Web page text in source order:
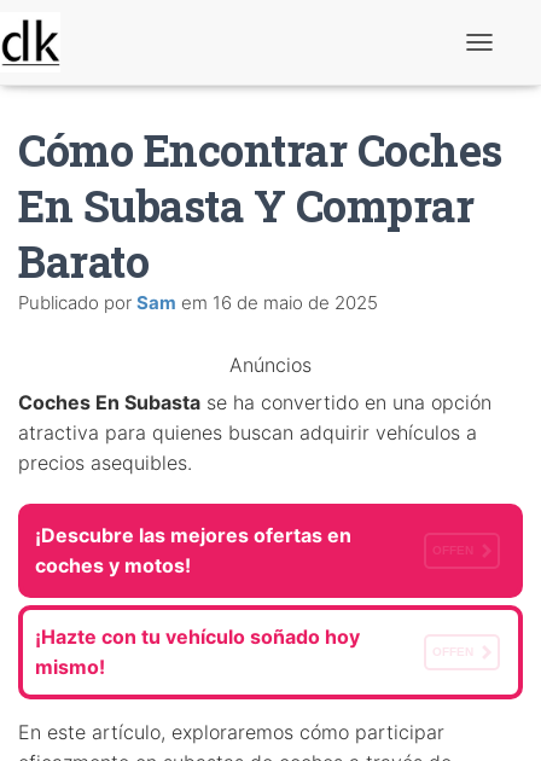
n
Cómo Encontrar Coches
En Subasta Y Comprar
Barato
Publicado por Sam em 16 de maio de 2025
Anúncios
Coches En Subasta se ha convertido en una opción
atractiva para quienes buscan adquirir vehículos a
precios asequibles.
¡Descubre las mejores ofertas en
coches y motos!
OFFEN
¡Hazte con tu vehículo soñado hoy
mismo!
OFFEN
En este artículo, exploraremos cómo participar